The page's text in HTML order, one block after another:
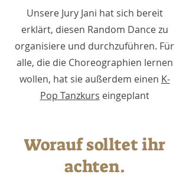
Unsere Jury Jani hat sich bereit
erklärt, diesen Random Dance zu
organisiere und durchzuführen. Für
alle, die die Choreographien lernen
wollen, hat sie außerdem einen K-
Pop Tanzkurs eingeplant
Worauf solltet ihr
achten.